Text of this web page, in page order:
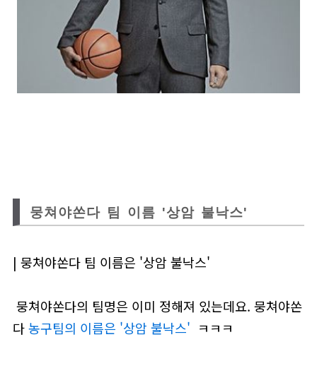
뭉쳐야쏜다 팀 이름 '상암 불낙스'
| 뭉쳐야쏜다 팀 이름은 '상암 불낙스'
뭉쳐야쏜다의 팀명은 이미 정해져 있는데요. 뭉쳐야쏜
다농구팀의 이름은 '상암 불낙스' ㅋㅋㅋ